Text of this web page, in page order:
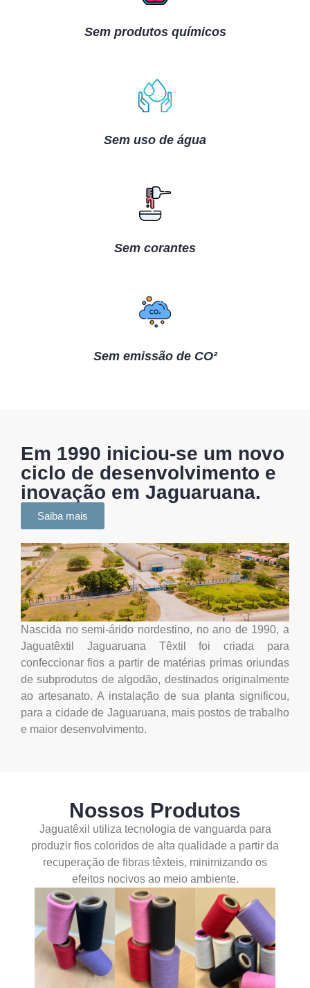
Sem produtos químicos
Sem uso de água
Sem corantes
Sem emissão de CO²
Em 1990 iniciou-se um novo
ciclo de desenvolvimento e
inovação em Jaguaruana.
Saiba mais
Nascida no semi-árido nordestino, no ano de 1990, a
Jaguatêxtil Jaguaruana Têxtil foi criada para
confeccionar fios a partir de matérias primas oriundas
de subprodutos de algodão, destinados originalmente
ao artesanato. A instalação de sua planta significou,
para a cidade de Jaguaruana, mais postos de trabalho
e maior desenvolvimento.
Nossos Produtos
Jaguatêxil utiliza tecnologia de vanguarda para
produzir fios coloridos de alta qualidade a partir da
recuperação de fibras têxteis, minimizando os
efeitos nocivos ao meio ambiente.